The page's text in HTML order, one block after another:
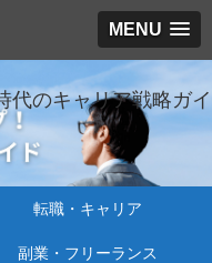
MENU
代のキャリア戦略ガイ
転職・キャリア
副業・フリーランス